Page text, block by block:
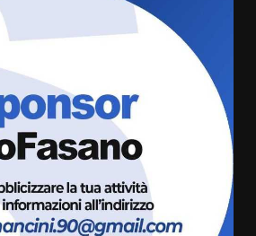
dei beni comuni e
attiva: online
per la gestione
della Villetta di
Agosto 2026 06:20